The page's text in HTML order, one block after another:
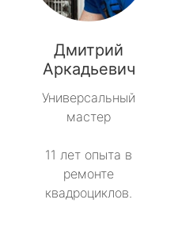
Дмитрий
Аркадьевич
Универсальный
мастер
11 лет опыта в
ремонте
квадроциклов.